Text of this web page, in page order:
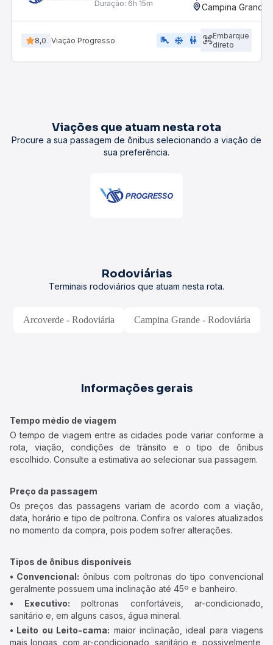
Duração: 6h 15m Campina
8,0 Viação Progresso airline_seat_legroom_extra ac_unit wc
Embarque
direto
Viações que atuam nesta rota
Procure a sua passagem de ônibus selecionando a viação de
sua preferência.
Rodoviárias
Terminais rodoviários que atuam nesta rota.
Arcoverde - Rodoviária Campina Grande - Rodoviária
Informações gerais
Tempo médio de viagem
O tempo de viagem entre as cidades pode variar conforme a
rota, viação, condições de trânsito e o tipo de ônibus
escolhido. Consulte a estimativa ao selecionar sua passagem.
Preço da passagem
Os preços das passagens variam de acordo com a viação,
data, horário e tipo de poltrona. Confira os valores atualizados
no momento da compra, pois podem sofrer alterações.
Tipos de ônibus disponíveis
• Convencional: ônibus com poltronas do tipo convencional
geralmente possuem uma inclinação até 45º e banheiro.
• Executivo: poltronas confortáveis, ar-condicionado,
sanitário e, em alguns casos, água mineral.
• Leito ou Leito-cama: maior inclinação, ideal para viagens
mais longas, com ar-condicionado, sanitário e, possivelmente,